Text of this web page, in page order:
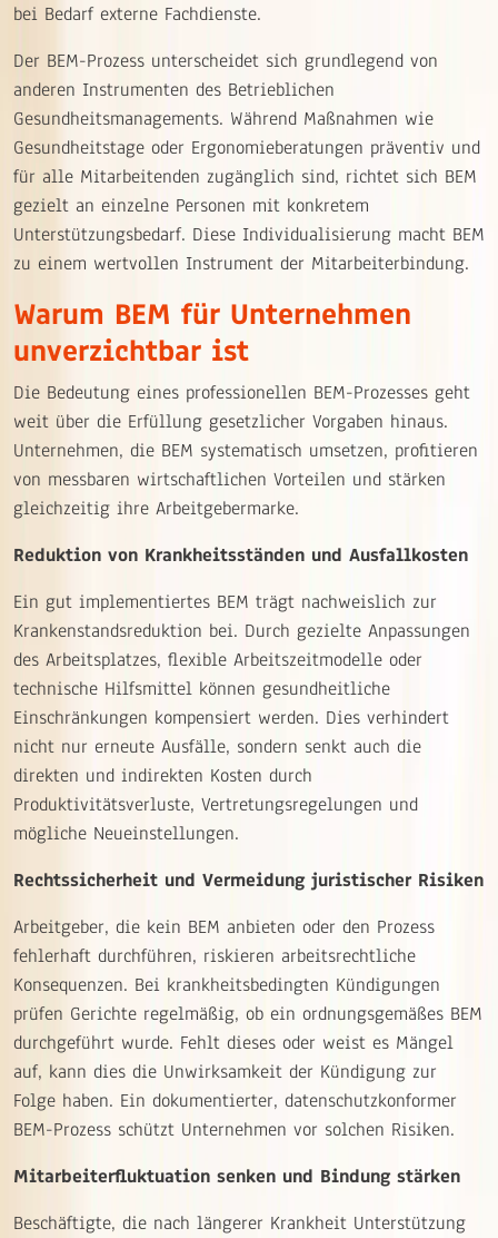
bei Bedarf externe Fachdienste.
Der BEM-Prozess unterscheidet sich grundlegend von
anderen Instrumenten des Betrieblichen
Gesundheitsmanagements. Während Maßnahmen wie
Gesundheitstage oder Ergonomieberatungen präventiv und
für alle Mitarbeitenden zugänglich sind, richtet sich BEM
gezielt an einzelne Personen mit konkretem
Unterstützungsbedarf. Diese Individualisierung macht BEM
zu einem wertvollen Instrument der Mitarbeiterbindung.
Warum BEM für Unternehmen
unverzichtbar ist
Die Bedeutung eines professionellen BEM-Prozesses geht
weit über die Erfüllung gesetzlicher Vorgaben hinaus.
Unternehmen, die BEM systematisch umsetzen, profitieren
von messbaren wirtschaftlichen Vorteilen und stärken
gleichzeitig ihre Arbeitgebermarke.
Reduktion von Krankheitsständen und Ausfallkosten
Ein gut implementiertes BEM trägt nachweislich zur
Krankenstandsreduktion bei. Durch gezielte Anpassungen
des Arbeitsplatzes, flexible Arbeitszeitmodelle oder
technische Hilfsmittel können gesundheitliche
Einschränkungen kompensiert werden. Dies verhindert
nicht nur erneute Ausfälle, sondern senkt auch die
direkten und indirekten Kosten durch
Produktivitätsverluste, Vertretungsregelungen und
mögliche Neueinstellungen.
Rechtssicherheit und Vermeidung juristischer Risiken
Arbeitgeber, die kein BEM anbieten oder den Prozess
fehlerhaft durchführen, riskieren arbeitsrechtliche
Konsequenzen. Bei krankheitsbedingten Kündigungen
prüfen Gerichte regelmäßig, ob ein ordnungsgemäßes BEM
durchgeführt wurde. Fehlt dieses oder weist es Mängel
auf, kann dies die Unwirksamkeit der Kündigung zur
Folge haben. Ein dokumentierter, datenschutzkonformer
BEM-Prozess schützt Unternehmen vor solchen Risiken.
Mitarbeiterfluktuation senken und Bindung stärken
Beschäftigte, die nach längerer Krankheit Unterstützung